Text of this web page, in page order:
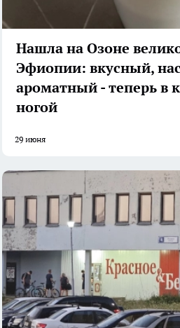
Нашла на Озоне
Эфиопии: вкусный,
ароматный - теперь в
ногой
29 июня